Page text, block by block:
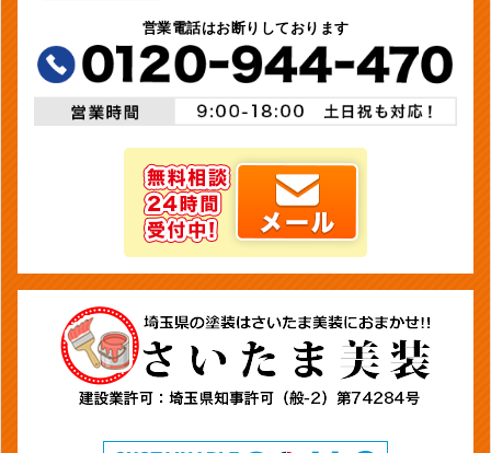
営業電話はお断りしております